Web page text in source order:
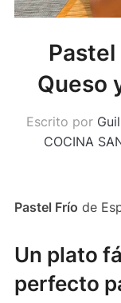
Queso
Escrito por
COCINA
Pastel Frío de
Un plato
perfecto